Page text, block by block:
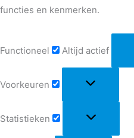
functies en kenmerken.
Functioneel Altijd actief
Voorkeuren
Statistieken